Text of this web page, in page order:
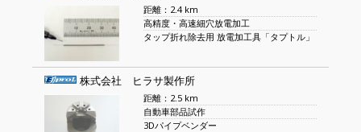
距離：2.4 km
高精度・高速細穴放電加工
タップ折れ除去用 放電加工具「タプトル」
株式会社 ヒラサ製作所
距離：2.5 km
自動車部品試作
3Dパイプベンダー